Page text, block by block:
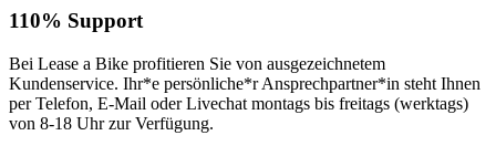
110% Support
Bei Lease a Bike profitieren Sie von ausgezeichnetem
Kundenservice. Ihr*e persönliche*r Ansprechpartner*in steht Ihnen
per Telefon, E-Mail oder Livechat montags bis freitags (werktags)
von 8-18 Uhr zur Verfügung.